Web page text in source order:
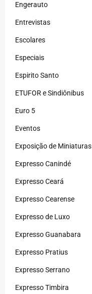
Engerauto
Entrevistas
Escolares
Especiais
Espirito Santo
ETUFOR e Sindiônibus
Euro 5
Eventos
Exposição de Miniaturas
Expresso Canindé
Expresso Ceará
Expresso Cearense
Expresso de Luxo
Expresso Guanabara
Expresso Pratius
Expresso Serrano
Expresso Timbira